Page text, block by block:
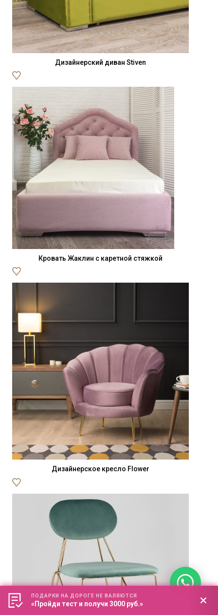
Дизайнерский диван Stiven
Кровать Жаклин с каретной стяжкой
Дизайнерское кресло Flower
ПОДАРКИ НА ДОРОГЕ НЕ ВАЛЯЮТСЯ
«Пройди тест и получи 3000 руб.»